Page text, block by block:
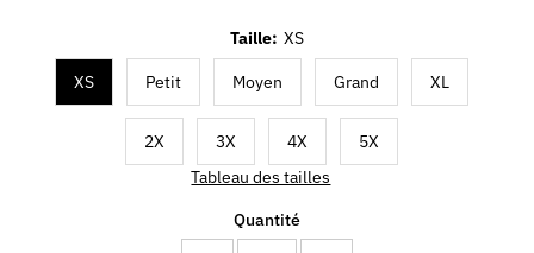
Taille: XS
XS Petit Moyen Grand XL
2X 3X 4X
5X
Tableau des tailles
Quantité